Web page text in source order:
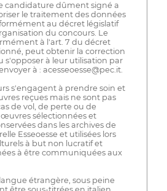
candidature dûment signé a
le traitement des données
au décret législatif
du concours. Le
à l'art. 7 du décret
peut obtenir la correction
s'opposer à leur utilisation par
à : acesseoesse@pec.it.
s'engagent à prendre soin et
reçues mais ne sont pas
de vol, de perte ou de
sélectionnées et
dans les archives de
Esseoesse et utilisées lors
à but non lucratif et
à être communiquées aux
étrangère, sous peine